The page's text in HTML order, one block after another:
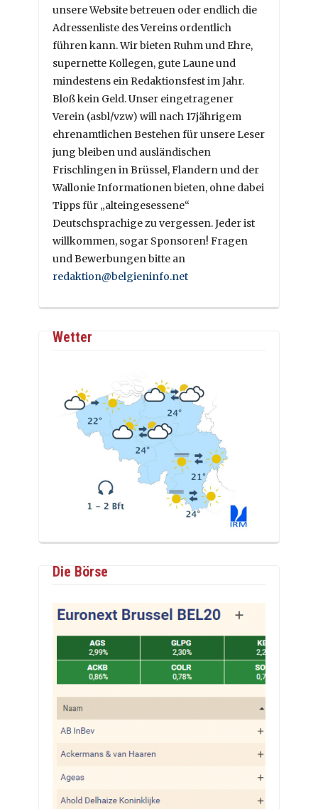
unsere Website betreuen oder endlich die
Adressenliste des Vereins ordentlich
führen kann. Wir bieten Ruhm und Ehre,
supernette Kollegen, gute Laune und
mindestens ein Redaktionsfest im Jahr.
Bloß kein Geld. Unser eingetragener
Verein (asbl/vzw) will nach 17jährigem
ehrenamtlichen Bestehen für unsere Leser
jung bleiben und ausländischen
Frischlingen in Brüssel, Flandern und der
Wallonie Informationen bieten, ohne dabei
Tipps für „alteingesessene“
Deutschsprachige zu vergessen. Jeder ist
willkommen, sogar Sponsoren! Fragen
und Bewerbungen bitte an
redaktion@belgieninfo.net
Wetter
Die Börse